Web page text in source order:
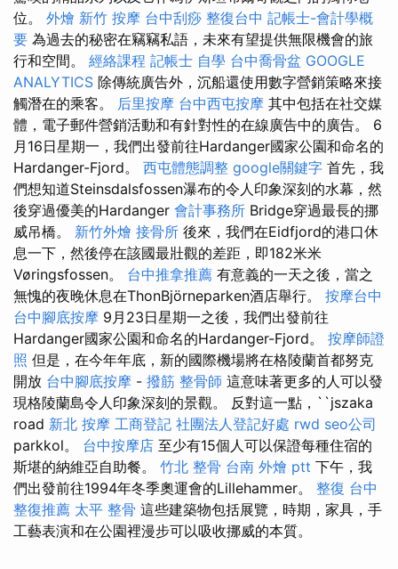
位。 外燴 新竹 按摩 台中刮痧 整復台中 記帳士-會計學概
要 為過去的秘密在竊竊私語，未來有望提供無限機會的旅
行和空間。 經絡課程 記帳士 自學 台中喬骨盆 GOOGLE
ANALYTICS 除傳統廣告外，沉船還使用數字營銷策略來接
觸潛在的乘客。 后里按摩 台中西屯按摩 其中包括在社交媒
體，電子郵件營銷活動和有針對性的在線廣告中的廣告。 6
月16日星期一，我們出發前往Hardanger國家公園和命名的
Hardanger-Fjord。 西屯體態調整 google關鍵字 首先，我
們想知道Steinsdalsfossen瀑布的令人印象深刻的水幕，然
後穿過優美的Hardanger 會計事務所 Bridge穿過最長的挪
威吊橋。 新竹外燴 接骨所 後來，我們在Eidfjord的港口休
息一下，然後停在該國最壯觀的差距，即182米米
Vøringsfossen。 台中推拿推薦 有意義的一天之後，當之
無愧的夜晚休息在ThonBjörneparken酒店舉行。 按摩台中
台中腳底按摩 9月23日星期一之後，我們出發前往
Hardanger國家公園和命名的Hardanger-Fjord。 按摩師證
照 但是，在今年年底，新的國際機場將在格陵蘭首都努克
開放 台中腳底按摩 - 撥筋 整骨師 這意味著更多的人可以發
現格陵蘭島令人印象深刻的景觀。 反對這一點，``jszaka
road 新北 按摩 工商登記 社團法人登記好處 rwd seo公司
parkkol。 台中按摩店 至少有15個人可以保證每種住宿的
斯堪的納維亞自助餐。 竹北 整骨 台南 外燴 ptt 下午，我
們出發前往1994年冬季奧運會的Lillehammer。 整復 台中
整復推薦 太平 整骨 這些建築物包括展覽，時期，家具，手
工藝表演和在公園裡漫步可以吸收挪威的本質。